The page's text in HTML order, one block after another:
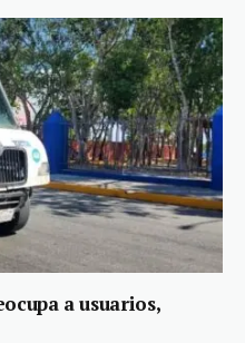
a usuarios,